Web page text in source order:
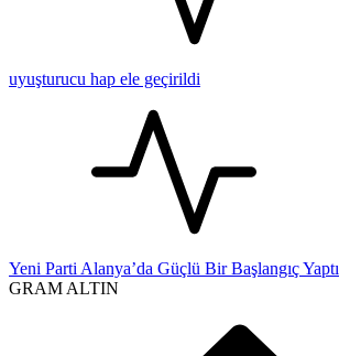
uyuşturucu hap ele geçirildi
Yeni Parti Alanya’da Güçlü Bir Başlangıç Yaptı
GRAM ALTIN